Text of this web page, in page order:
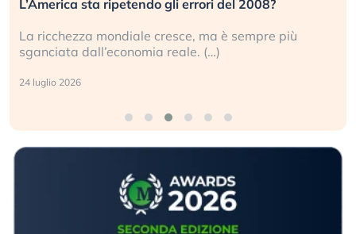
L’America sta ripetendo gli errori del 2008?
La ricchezza mondiale cresce, ma è sempre più
sganciata dall’economia reale. (…)
24 luglio 2026